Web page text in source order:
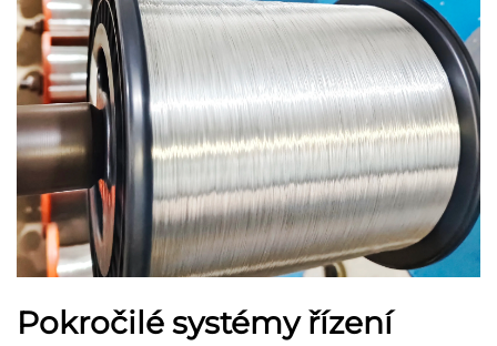
Pokročilé systémy řízení